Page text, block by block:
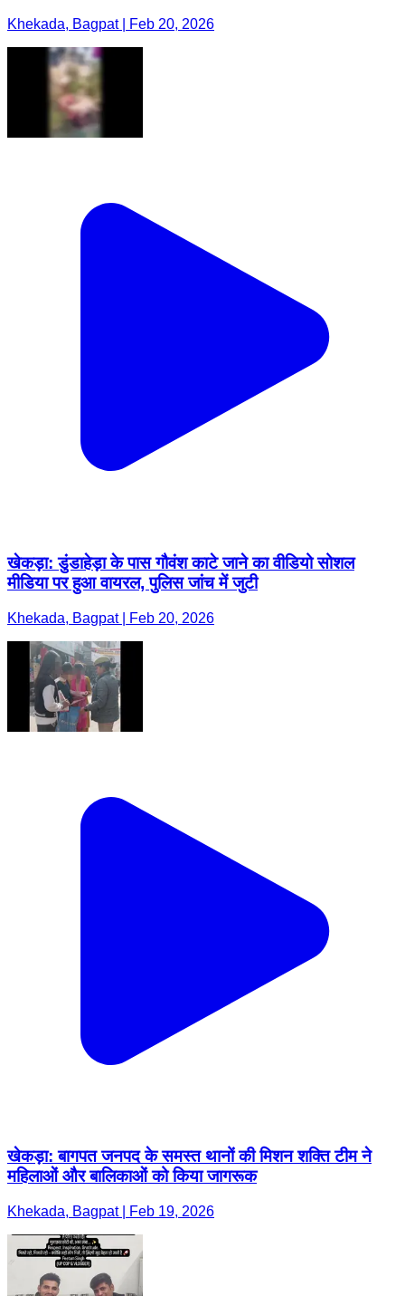
Khekada, Bagpat | Feb 20, 2026
खेकड़ा: डुंडाहेड़ा के पास गौवंश काटे जाने का वीडियो सोशल
मीडिया पर हुआ वायरल, पुलिस जांच में जुटी
Khekada, Bagpat | Feb 20, 2026
खेकड़ा: बागपत जनपद के समस्त थानों की मिशन शक्ति टीम ने
महिलाओं और बालिकाओं को किया जागरूक
Khekada, Bagpat | Feb 19, 2026